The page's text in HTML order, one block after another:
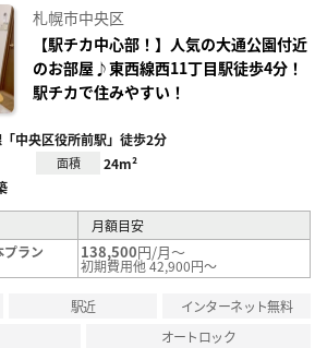
録
札幌市中央区
【駅チカ中心部！】人気の大通公園付近
のお部屋♪東西線西11丁目駅徒歩4分！
駅チカで住みやすい！
中央区役所前駅」徒歩2分
面積 24m²
月額目安
ラン
138,500円/月～
初期費用他 42,900円～
駅近
インターネット無料
オートロック